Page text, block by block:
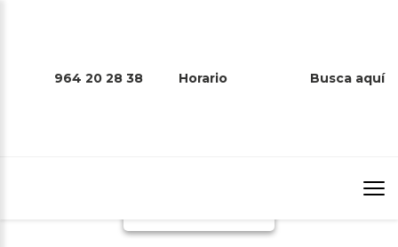
964 20 28 38 Horario Busca aquí
BOSTON